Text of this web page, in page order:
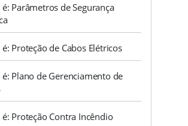
Parâmetros de Segurança
Proteção de Cabos Elétricos
é: Plano de Gerenciamento de
é: Proteção Contra Incêndio